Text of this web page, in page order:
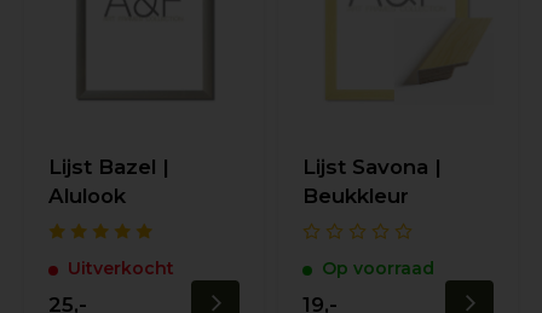
Lijst Bazel |
Alulook
Uitverkocht
25,-
Lijst Savona |
Beukkleur
Op voorraad
19,-